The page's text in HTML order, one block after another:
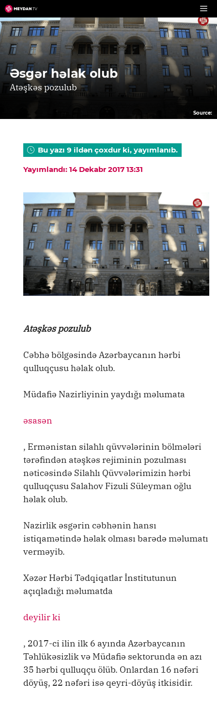
Skip
to
content
Əsgər həlak olub
Atəşkəs pozulub
Source:
Bu yazı 9 ildən çoxdur ki, yayımlanıb.
Yayımlandı: 14 Dekabr 2017 13:31
Atəşkəs pozulub
Cəbhə bölgəsində Azərbaycanın hərbi
qulluqçusu həlak olub.
Müdafiə Nazirliyinin yaydığı məlumata
əsasən
, Ermənistan silahlı qüvvələrinin bölmələri
tərəfindən atəşkəs rejiminin pozulması
nəticəsində Silahlı Qüvvələrimizin hərbi
qulluqçusu Salahov Fizuli Süleyman oğlu
həlak olub.
Nazirlik əsgərin cəbhənin hansı
istiqamətində həlak olması barədə məlumatı
verməyib.
Xəzər Hərbi Tədqiqatlar İnstitutunun
açıqladığı məlumatda
deyilir ki
, 2017-ci ilin ilk 6 ayında Azərbaycanın
Təhlükəsizlik və Müdafiə sektorunda ən azı
35 hərbi qulluqçu ölüb. Onlardan 16 nəfəri
döyüş, 22 nəfəri isə qeyri-döyüş itkisidir.